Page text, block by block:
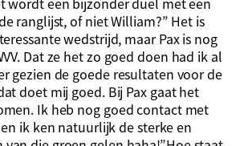
ranglijst, of niet William?’’ Het is
wedstrijd, maar Pax is nog
Dat ze het zo goed doen had ik al
gezien de goede resultaten voor de
doet mij goed. Bij Pax gaat het
Ik heb nog goed contact met
ik ken natuurlijk de sterke en